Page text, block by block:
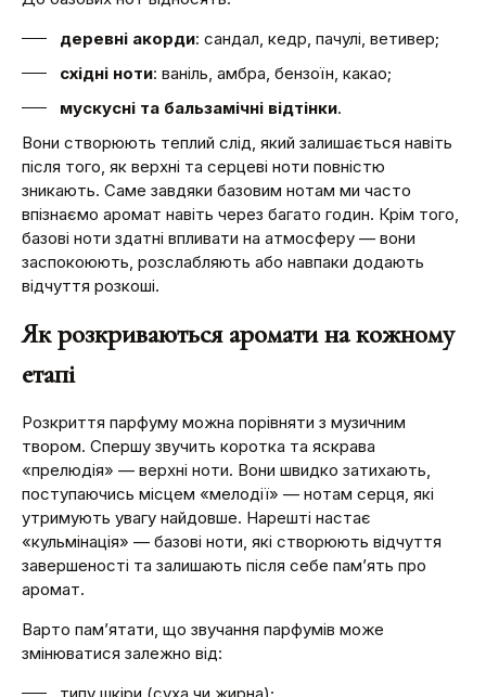
деревні акорди: сандал, кедр, пачулі, ветивер;
східні ноти: ваніль, амбра, бензоїн, какао;
мускусні та бальзамічні відтінки.
Вони створюють теплий слід, який залишається навіть
після того, як верхні та серцеві ноти повністю
зникають. Саме завдяки базовим нотам ми часто
впізнаємо аромат навіть через багато годин. Крім того,
базові ноти здатні впливати на атмосферу — вони
заспокоюють, розслабляють або навпаки додають
відчуття розкоші.
Як розкриваються аромати на кожному
етапі
Розкриття парфуму можна порівняти з музичним
твором. Спершу звучить коротка та яскрава
«прелюдія» — верхні ноти. Вони швидко затихають,
поступаючись місцем «мелодії» — нотам серця, які
утримують увагу найдовше. Нарешті настає
«кульмінація» — базові ноти, які створюють відчуття
завершеності та залишають після себе пам’ять про
аромат.
Варто пам’ятати, що звучання парфумів може
змінюватися залежно від:
типу шкіри (суха чи жирна);